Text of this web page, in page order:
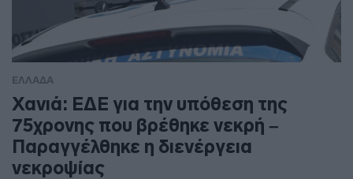
ΕΛΛΑΔΑ
Χανιά: ΕΔΕ για την υπόθεση της
75χρονης που βρέθηκε νεκρή –
Παραγγέλθηκε η διενέργεια
νεκροψίας